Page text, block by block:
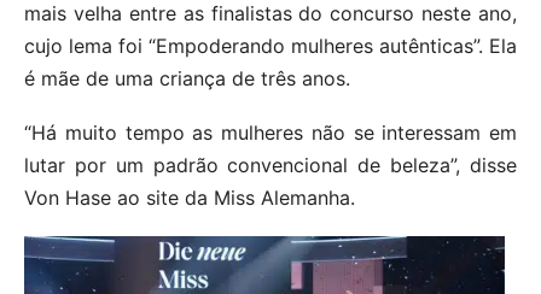
mais velha entre as finalistas do concurso neste ano,
cujo lema foi “Empoderando mulheres autênticas”. Ela
é mãe de uma criança de três anos.
“Há muito tempo as mulheres não se interessam em
lutar por um padrão convencional de beleza”, disse
Von Hase ao site da Miss Alemanha.